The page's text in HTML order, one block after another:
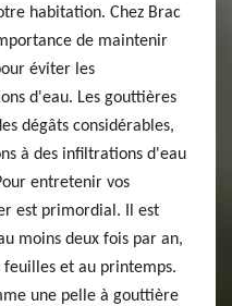
habitation. Chez Brac
de maintenir
éviter les
d'eau. Les gouttières
dégâts considérables,
à des infiltrations d'eau
entretenir vos
est primordial. Il est
moins deux fois par an,
et au printemps.
une pelle à gouttière